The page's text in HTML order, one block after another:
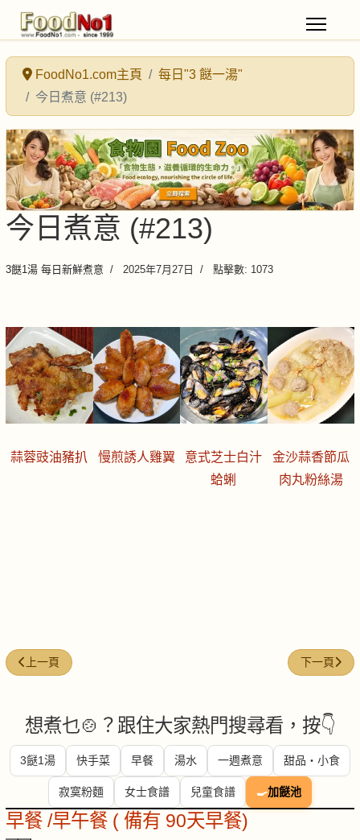
FoodNo1.com主頁
每日"3 餸一湯"
今日煮意 (#213)
今日煮意 (#213)
3餸1湯 每日新鮮煮意 2025年7月27日 點擊數: 1073
蒜蓉豉油豬扒 慢煎誘人雞翼
意式芝士白汁
蛤蜊
金沙蒜香節瓜
肉丸粉絲湯
上一篇文章: 今日煮意 (#212)
上一頁 下一篇文
下一頁
想煮乜🍲？跟住大家熱門搜尋看，按👇
3餸1湯 快手菜 早餐 湯水 一週煮意 甜品・小食
寂寞粉麵 女士食譜 兒童食譜 🍳加餸池
早餐 /早午餐 ( 備有 90天早餐)